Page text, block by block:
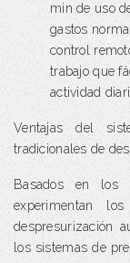
min de uso
gastos
control
trabajo que
actividad
Ventajas del
tradicionales de
Basados en los
experimentan
despresurización
los sistemas de